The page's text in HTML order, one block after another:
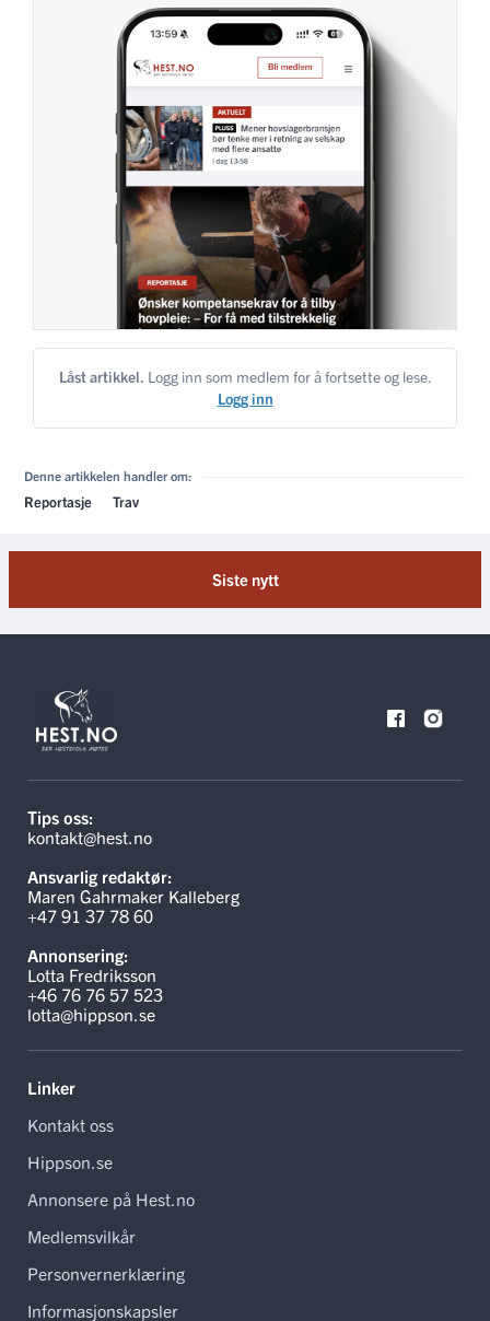
Låst artikkel. Logg inn som medlem for å fortsette og lese.
Logg inn
Denne artikkelen handler om:
Reportasje Trav
Siste nytt
Tips oss:
kontakt@hest.no
Ansvarlig redaktør:
Maren Gahrmaker Kalleberg
+47 91 37 78 60
Annonsering:
Lotta Fredriksson
+46 76 76 57 523
lotta@hippson.se
Linker
Kontakt oss
Hippson.se
Annonsere på Hest.no
Medlemsvilkår
Personvernerklæring
Informasjonskapsler